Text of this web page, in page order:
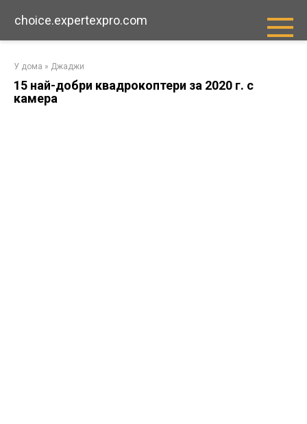
къмchoice.expertexpro.com
У дома » Джаджи
15 най-добри квадрокоптери за 2020 г. с
камера